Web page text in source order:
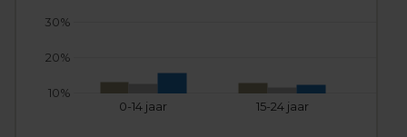
0-14 jaar 15-24 jaar
10%
20%
30%